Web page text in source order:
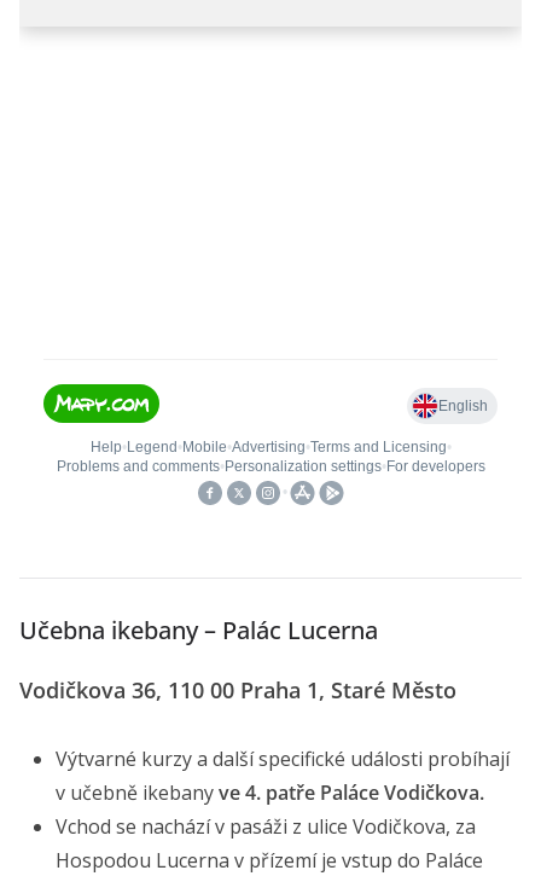
Učebna ikebany – Palác Lucerna
Vodičkova 36, 110 00 Praha 1, Staré Město
Výtvarné kurzy a další specifické události probíhají
v učebně ikebanyve 4. patře Paláce Vodičkova.
Vchod se nachází v pasáži z ulice Vodičkova, za
Hospodou Lucerna v přízemí je vstup do Paláce